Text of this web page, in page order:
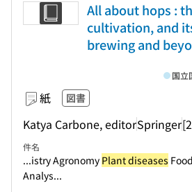
All about hops :
cultivation, and
brewing and
紙 図書
Katya Carbone, editorSpringer
国立
件名
...istry Agronomy Plant diseases
Analys...